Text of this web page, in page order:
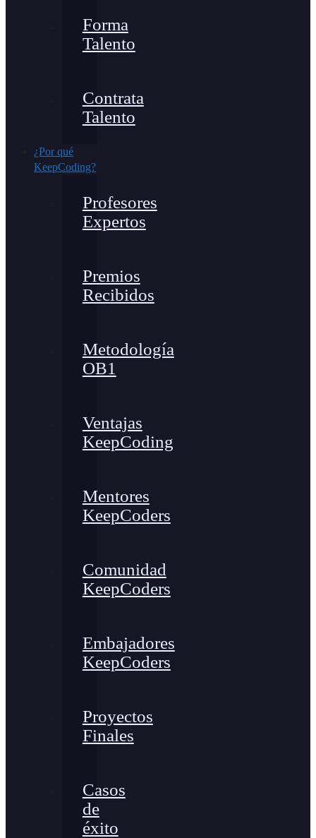
Forma
Talento
Contrata
Talento
¿Por qué
KeepCoding?
Profesores
Expertos
Premios
Recibidos
Metodología
OB1
Ventajas
KeepCoding
Mentores
KeepCoders
Comunidad
KeepCoders
Embajadores
KeepCoders
Proyectos
Finales
Casos
de
éxito